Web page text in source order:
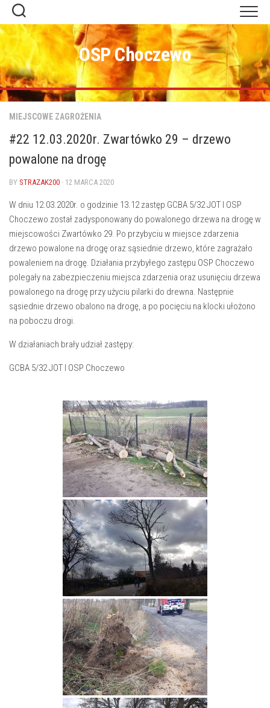
Skip
content
OSP Choczewo
MIEJSCOWE ZAGROŻENIA
#22 12.03.2020r. Zwartówko 29 – drzewo
powalone na drogę
BY STRAZAK200 · 12 MARCA 2020
W dniu 12.03.2020r. o godzinie 13.12 zastęp GCBA 5/32 JOT I OSP
Choczewo został zadysponowany do powalonego drzewa na drogę w
miejscowości Zwartówko 29. Po przybyciu w miejsce zdarzenia
drzewo powalone na drogę oraz sąsiednie drzewo, które zagrażało
powaleniem na drogę. Działania przybyłego zastępu OSP Choczewo
polegały na zabezpieczeniu miejsca zdarzenia oraz usunięciu drzewa
powalonego na drogę przy użyciu pilarki do drewna. Następnie
sąsiednie drzewo obalono na drogę, a po pocięciu na klocki ułożono
na poboczu drogi.
W działaniach brały udział zastępy:
GCBA 5/32 JOT I OSP Choczewo